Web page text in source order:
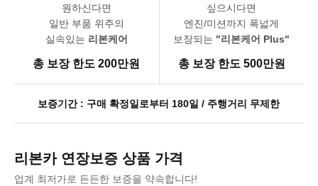
원하신다면
일반 부품 위주의
실속있는 리본케어
총 보장 한도 200만원
싶으시다면
엔진/미션까지 폭넓게
보장되는 "리본케어 Plus"
총 보장 한도 500만원
보증기간 : 구매 확정일로부터 180일 / 주행거리 무제한
리본카 연장보증 상품 가격
업계 최저가로 든든한 보증을 약속합니다!